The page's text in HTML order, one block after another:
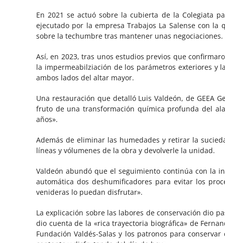
En 2021 se actuó sobre la cubierta de la Colegiata
ejecutado por la empresa Trabajos La Salense con
sobre la techumbre tras mantener unas negociaciones.
Así, en 2023, tras unos estudios previos que
la impermeabilziación de los parámetros exteriores y
ambos lados del altar mayor.
Una restauración que detalló Luis Valdeón, de GEEA
fruto de una transformación química profunda del
años».
Además de eliminar las humedades y retirar la
líneas y vólumenes de la obra y devolverle la unidad.
Valdeón abundó que el seguimiento continúa con la
automática dos deshumificadores para evitar los
venideras lo puedan disfrutar».
La explicación sobre las labores de conservación dio
dio cuenta de la «rica trayectoria biográfica» de
Fundación Valdés-Salas y los patronos para